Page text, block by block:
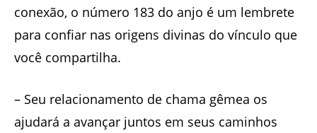
conexão, o número 183 do anjo é um lembrete
para confiar nas origens divinas do vínculo que
você compartilha.
– Seu relacionamento de chama gêmea os
ajudará a avançar juntos em seus caminhos